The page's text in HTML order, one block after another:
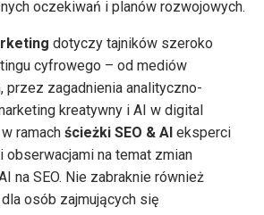
oczekiwań i planów rozwojowych.
dotyczy tajników szeroko
cyfrowego – od mediów
przez zagadnienia analityczno-
kreatywny i AI w digital
ramach ścieżki SEO & AI eksperci
na temat zmian
na SEO. Nie zabraknie również
osób zajmujących się